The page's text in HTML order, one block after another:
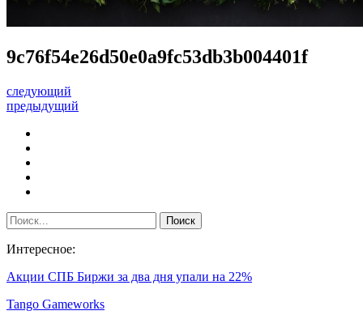
9c76f54e26d50e0a9fc53db3b004401f
следующий
предыдущий
Интересное:
Акции СПБ Биржи за два дня упали на 22%
Tango Gameworks